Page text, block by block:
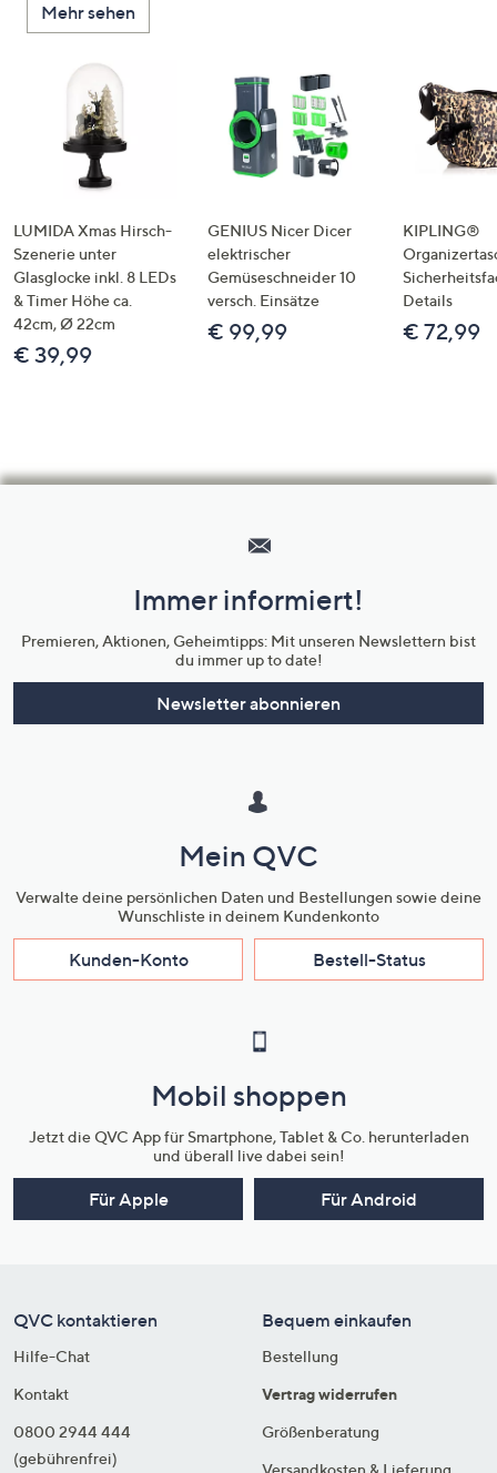
Mehr sehen
LUMIDA Xmas Hirsch-
Szenerie unter
Glasglocke inkl. 8 LEDs
& Timer Höhe ca.
42cm, Ø 22cm
€ 39,99
GENIUS Nicer Dicer
elektrischer
Gemüseschneider 10
versch. Einsätze
€ 99,99
KIPLING®
Details
€ 72,99
Unternehmensinformationen
Immer informiert!
Premieren, Aktionen, Geheimtipps: Mit unseren Newslettern bist
du immer up to date!
Newsletter abonnieren
Mein QVC
Verwalte deine persönlichen Daten und Bestellungen sowie deine
Wunschliste in deinem Kundenkonto
Kunden-Konto Bestell-Status
Mobil shoppen
Jetzt die QVC App für Smartphone, Tablet & Co. herunterladen
und überall live dabei sein!
Für Apple Für Android
QVC kontaktieren
Hilfe-Chat
Kontakt
0800 2944 444
(gebührenfrei)
Bequem einkaufen
Bestellung
Vertrag widerrufen
Größenberatung
Versandkosten & Lieferung